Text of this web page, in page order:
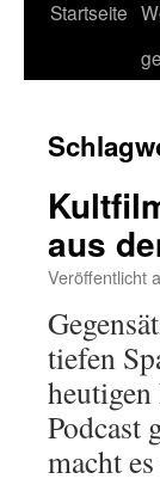
Startseite
aus
Veröffentlicht
tiefen
Podcast
macht